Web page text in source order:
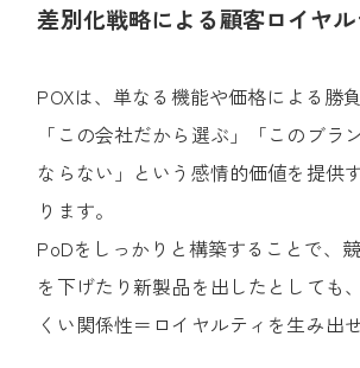
差別化戦略による顧客ロイヤ
POXは、単なる機能や価格による勝
「この会社だから選ぶ」「このブラ
ならない」という感情的価値を提供
ります。
PoDをしっかりと構築することで、
を下げたり新製品を出したとしても
くい関係性＝ロイヤルティを生み出